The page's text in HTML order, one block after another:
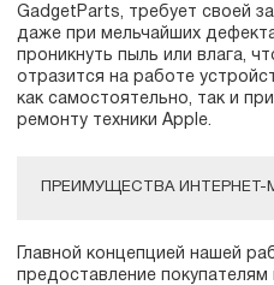
GadgetParts, требует своей
даже при мельчайших
проникнуть пыль или влага,
отразится на работе
как самостоятельно, так и
ремонту техники Apple.
ПРЕИМУЩЕСТВА ИНТЕРНЕТ-
Главной концепцией нашей
предоставление